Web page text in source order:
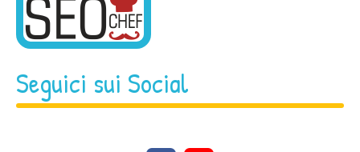
Seguici sui Social